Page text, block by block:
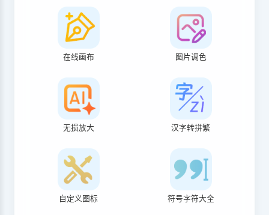
在线画布 图片调色
无损放大 汉字转拼繁
自定义图标 符号字符大全